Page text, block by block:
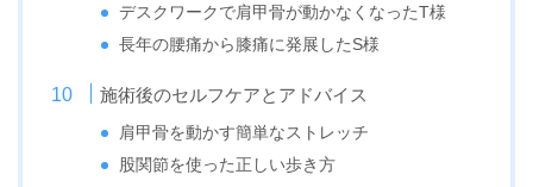
デスクワークで肩甲骨が動かなくなったT様
長年の腰痛から膝痛に発展したS様
施術後のセルフケアとアドバイス
肩甲骨を動かす簡単なストレッチ
股関節を使った正しい歩き方